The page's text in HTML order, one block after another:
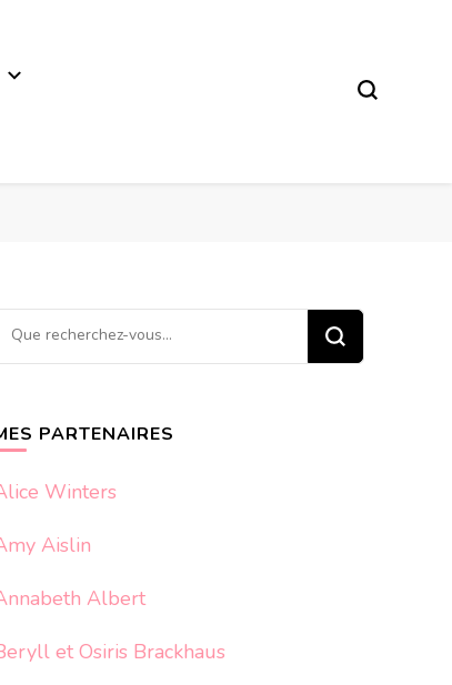
Vous
PARTENAIRES
Winters
Aislin
Albert
et Osiris Brackhaus